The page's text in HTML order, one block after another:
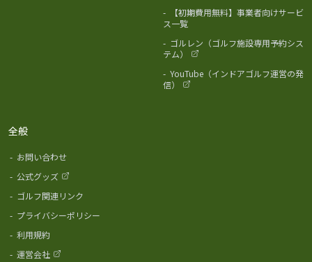
-
【初期費用無料】事業者向けサービ
ス一覧
- ゴルレン（ゴルフ施設専用予約シス
テム）
- YouTube（インドアゴルフ運営の発
信）
全般
- お問い合わせ
- 公式グッズ
- ゴルフ関連リンク
- プライバシーポリシー
- 利用規約
- 運営会社